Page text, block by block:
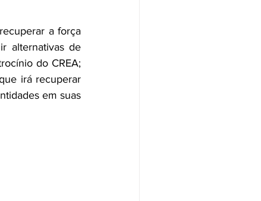
a força
alternativas de
do CREA;
irá recuperar
em suas